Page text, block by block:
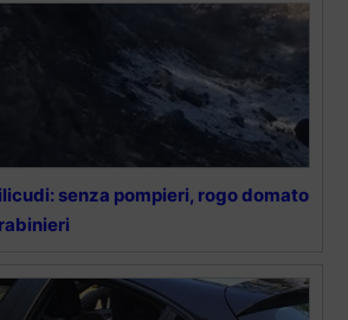
senza pompieri, rogo domato